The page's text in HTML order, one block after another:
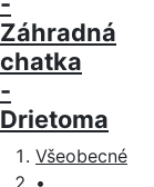
Záhradná
chatka
-
Drietoma
Všeobecné
•